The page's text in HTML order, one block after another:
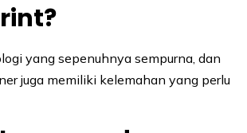
yang sepenuhnya sempurna, dan
juga memiliki kelemahan yang perlu